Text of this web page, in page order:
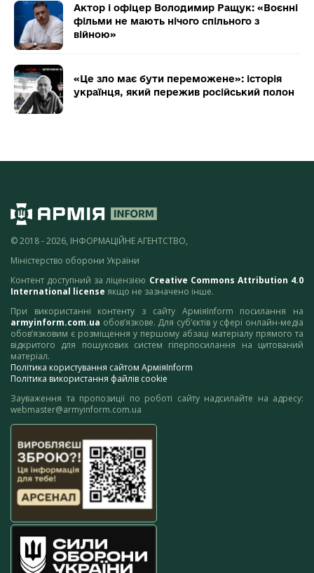
Актор і офіцер Володимир Ращук: «Воєнні
фільми не мають нічого спільного з
війною»
«Це зло має бути переможене»: історія
українця, який пережив російський полон
© 2018 - 2026, ІНФОРМАЦІЙНЕ АГЕНТСТВО,
Міністерство оборони України
Контент доступний за ліцензією Creative Commons Attribution 4.0
International license якщо не зазначено інше.
При використанні контенту з сайту АрміяInform посилання на
armyinform.com.ua обов’язкове. Для суб’єктів у сфері онлайн-медіа
обов’язковим є розміщення у першому абзаці матеріалу прямого та
відкритого для пошукових систем гіперпосилання на цитований
матеріал.
Політика користування сайтом АрміяInform
Політика використання файлів cookie
Зауваження та пропозиції по роботі сайту надсилайте на адресу:
webmaster@armyinform.com.ua